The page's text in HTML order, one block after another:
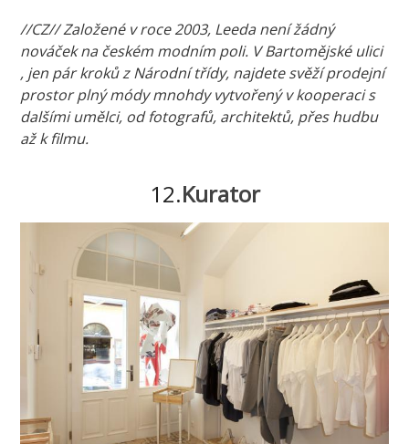
//CZ// Založené v roce 2003, Leeda není žádný
nováček na českém modním poli. V Bartomějské ulici
, jen pár kroků z Národní třídy, najdete svěží prodejní
prostor plný módy mnohdy vytvořený v kooperaci s
dalšími umělci, od fotografů, architektů, přes hudbu
až k filmu.
12.Kurator